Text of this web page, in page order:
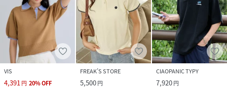
VIS
4,391円 20%OFF
FREAK’S STORE
5,500円
CIAOPANIC TYPY
7,920円